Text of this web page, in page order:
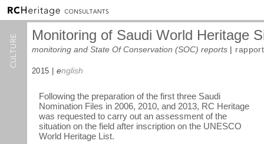
Monitoring of Saudi World Heritage
monitoring and State Of Conservation (SOC) reports | r
2015 | english
Following the preparation of the first three Saudi
Nomination Files in 2006, 2010, and 2013, RC Heritage
was requested to carry out an assessment of the
situation on the field after inscription on the UNESCO
World Heritage List.